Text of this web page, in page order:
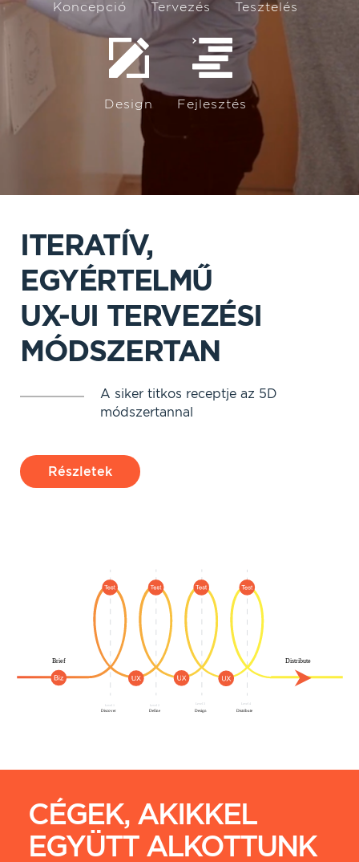
Koncepció Tervezés Tesztelés
Design Fejlesztés
ITERATÍV,
EGYÉRTELMŰ
UX-UI TERVEZÉSI
MÓDSZERTAN
A siker titkos receptje az 5D
módszertannal
Részletek
CÉGEK, AKIKKEL
EGYÜTT ALKOTTUNK
Vagy egyszerűen csak hívj fel minket!
+36 70 280 3513